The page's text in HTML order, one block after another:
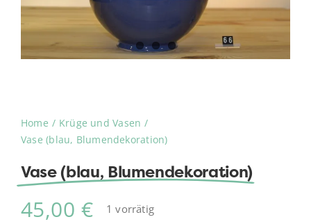
Home
Krüge und Vasen
Vase (blau, Blumendekoration)
Vase (blau, Blumendekoration)
45,00 €
1 vorrätig